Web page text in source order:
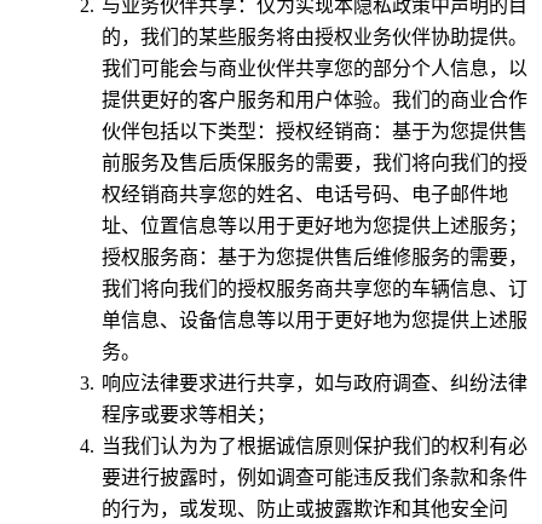
与业务伙伴共享：仅为实现本隐私政策中声明的目
的，我们的某些服务将由授权业务伙伴协助提供。
我们可能会与商业伙伴共享您的部分个人信息，以
提供更好的客户服务和用户体验。我们的商业合作
伙伴包括以下类型：授权经销商：基于为您提供售
前服务及售后质保服务的需要，我们将向我们的授
权经销商共享您的姓名、电话号码、电子邮件地
址、位置信息等以用于更好地为您提供上述服务；
授权服务商：基于为您提供售后维修服务的需要，
我们将向我们的授权服务商共享您的车辆信息、订
单信息、设备信息等以用于更好地为您提供上述服
务。
响应法律要求进行共享，如与政府调查、纠纷法律
程序或要求等相关；
当我们认为为了根据诚信原则保护我们的权利有必
要进行披露时，例如调查可能违反我们条款和条件
的行为，或发现、防止或披露欺诈和其他安全问